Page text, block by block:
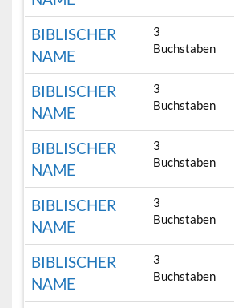
BIBLISCHER
NAME
3
Buchstaben
BIBLISCHER
NAME
3
Buchstaben
BIBLISCHER
NAME
3
Buchstaben
BIBLISCHER
NAME
3
Buchstaben
BIBLISCHER
NAME
3
Buchstaben